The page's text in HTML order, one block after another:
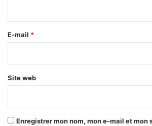
e
E-mail *
Site web
Enregistrer mon nom, mon e-mail et mon